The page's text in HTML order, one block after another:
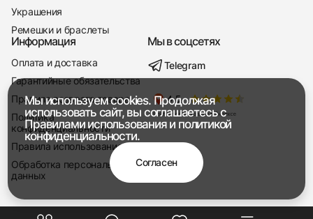
+7 916 221-22-37
Мы насвязи 08:00 — 19:00
Украшения
Ремешки и браслеты
Информация
Оплата и доставка
Гарантийные обязательства
Правила возврата товара
Политика
конфиденциальности
Правила использования
Обработка персональных
данных
Мы в соцсетях
Telegram
Мы используем cookies. Продолжая
использовать сайт, вы соглашаетесь с
Правилами использованияи политикой
конфиденциальности.
Согласен